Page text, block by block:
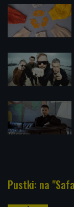
Pustki: na